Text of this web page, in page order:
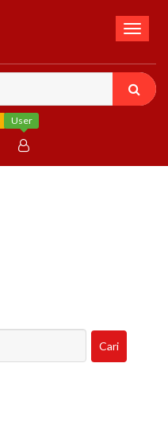
User
Cari